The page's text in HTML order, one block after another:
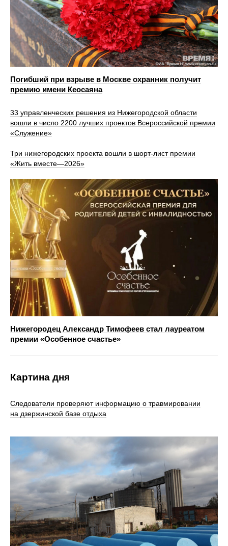
Погибший при взрыве в Москве охранник получит
премию имени Кеосаяна
33 управленческих решения из Нижегородской области
вошли в число 2200 лучших проектов Всероссийской премии
«Служение»
Три нижегородских проекта вошли в шорт-лист премии
«Жить вместе—2026»
Нижегородец Александр Тимофеев стал лауреатом
премии «Особенное счастье»
Картина дня
Следователи проверяют информацию о травмировании
на дзержинской базе отдыха